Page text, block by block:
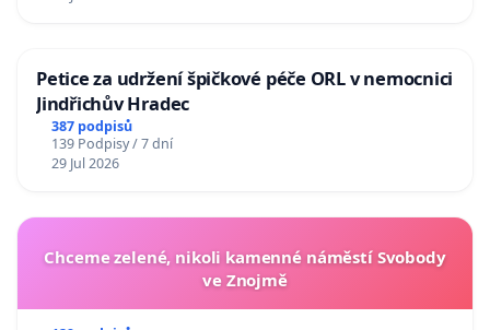
Petice za udržení špičkové péče ORL v nemocnici
Jindřichův Hradec
387 podpisů
139 Podpisy / 7 dní
29 Jul 2026
Chceme zelené, nikoli kamenné náměstí Svobody
ve Znojmě